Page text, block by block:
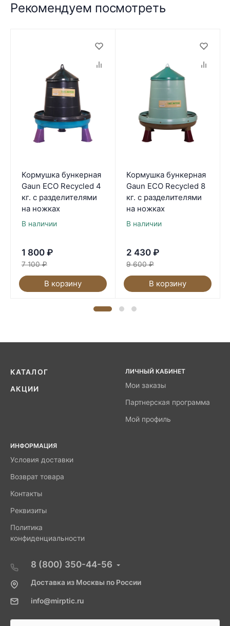
Рекомендуем посмотреть
Кормушка бункерная
Gaun ECO Recycled 4
кг. с разделителями
на ножках
В наличии
1 800 ₽
7 100 ₽
В корзину
Кормушка бункерная
Gaun ECO Recycled 8
кг. с разделителями
на ножках
В наличии
2 430 ₽
9 600 ₽
В корзину
КАТАЛОГ
АКЦИИ
ЛИЧНЫЙ КАБИНЕТ
Мои заказы
Партнерская программа
Мой профиль
ИНФОРМАЦИЯ
Условия доставки
Возврат товара
Контакты
Реквизиты
Политика
конфиденциальности
8 (800) 350-44-56
Доставка из Москвы по России
info@mirptic.ru